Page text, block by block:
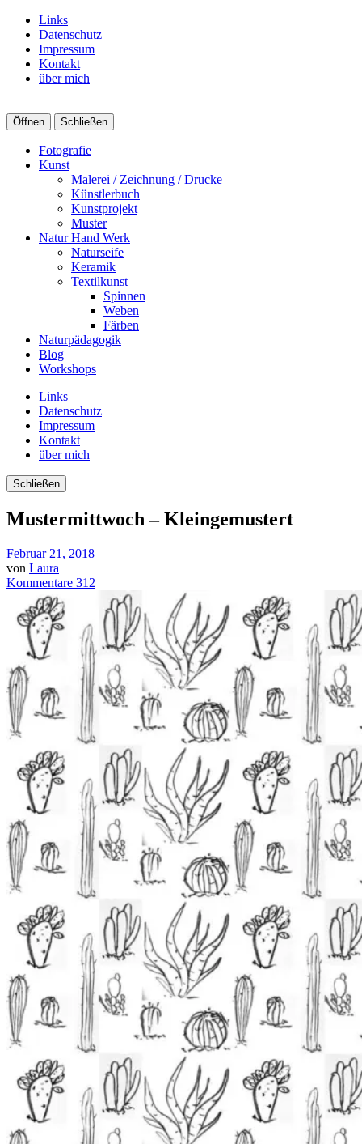
Links
Datenschutz
Impressum
Kontakt
über mich
Öffnen Schließen
Fotografie
Kunst
Malerei / Zeichnung / Drucke
Künstlerbuch
Kunstprojekt
Muster
Natur Hand Werk
Naturseife
Keramik
Textilkunst
Spinnen
Weben
Färben
Naturpädagogik
Blog
Workshops
Links
Datenschutz
Impressum
Kontakt
über mich
Schließen
Mustermittwoch – Kleingemustert
Februar 21, 2018
von Laura
Kommentare 312